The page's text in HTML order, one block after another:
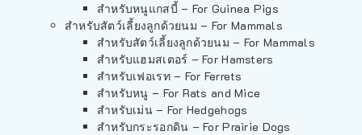
สำหรับหนูแกสบี้ – For Guinea Pigs
สำหรับสัตว์เลี้ยงลูกด้วยนม – For Mammals
สำหรับสัตว์เลี้ยงลูกด้วยนม – For Mammals
สำหรับแฮมสเตอร์ – For Hamsters
สำหรับเฟอเรท – For Ferrets
สำหรับหนู – For Rats and Mice
สำหรับเม่น – For Hedgehogs
สำหรับกระรอกดิน – For Prairie Dogs